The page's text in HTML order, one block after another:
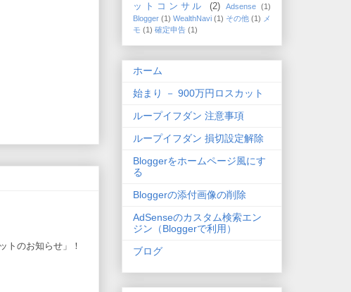
トのお知らせ」！
ットコンサル
(2) Adsense (1)
Blogger (1) WealthNavi (1) その他 (1) メ
モ (1) 確定申告 (1)
ホーム
始まり － 900万円ロスカット
ループイフダン 注意事項
ループイフダン 損切設定解除
Bloggerをホームページ風にす
る
Bloggerの添付画像の削除
AdSenseのカスタム検索エン
ジン（Bloggerで利用）
ブログ